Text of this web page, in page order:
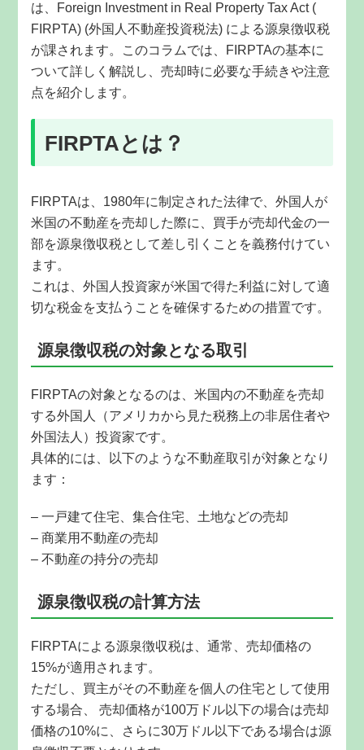
は、Foreign Investment in Real Property Tax Act (
FIRPTA) (外国人不動産投資税法) による源泉徴収税
が課されます。このコラムでは、FIRPTAの基本に
ついて詳しく解説し、売却時に必要な手続きや注意
点を紹介します。
FIRPTAとは？
FIRPTAは、1980年に制定された法律で、外国人が
米国の不動産を売却した際に、買手が売却代金の一
部を源泉徴収税として差し引くことを義務付けてい
ます。
これは、外国人投資家が米国で得た利益に対して適
切な税金を支払うことを確保するための措置です。
源泉徴収税の対象となる取引
FIRPTAの対象となるのは、米国内の不動産を売却
する外国人（アメリカから見た税務上の非居住者や
外国法人）投資家です。
具体的には、以下のような不動産取引が対象となり
ます：
– 一戸建て住宅、集合住宅、土地などの売却
– 商業用不動産の売却
– 不動産の持分の売却
源泉徴収税の計算方法
FIRPTAによる源泉徴収税は、通常、売却価格の
15%が適用されます。
ただし、買主がその不動産を個人の住宅として使用
する場合、 売却価格が100万ドル以下の場合は売却
価格の10%に、さらに30万ドル以下である場合は源